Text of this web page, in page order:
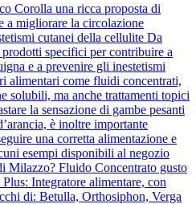
Corolla una ricca proposta di
a migliorare la circolazione
cutanei della cellulite Da
specifici per contribuire a
e a prevenire gli inestetismi
alimentari come fluidi concentrati,
solubili, ma anche trattamenti topici
la sensazione di gambe pesanti
è inoltre importante
una corretta alimentazione e
esempi disponibili al negozio
Milazzo? Fluido Concentrato gusto
Integratore alimentare, con
di: Betulla, Orthosiphon, Verga